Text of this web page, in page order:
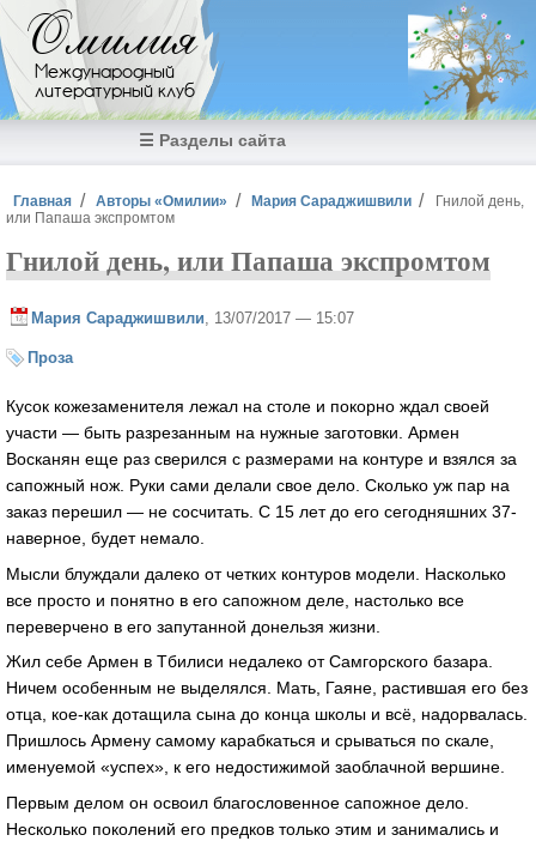
Перейти к основному содержанию
Омилия
Международный
литературный клуб
☰ Разделы сайта
Вы здесь
Главная Авторы «Омилии» Мария Сараджишвили
Гнилой день,
или Папаша экспромтом
Гнилой день, или Папаша экспромтом
Мария Сараджишвили , 13/07/2017 — 15:07
Проза
Кусок кожезаменителя лежал на столе и покорно ждал своей
участи — быть разрезанным на нужные заготовки. Армен
Восканян еще раз сверился с размерами на контуре и взялся за
сапожный нож. Руки сами делали свое дело. Сколько уж пар на
заказ перешил — не сосчитать. С 15 лет до его сегодняшних 37-
наверное, будет немало.
Мысли блуждали далеко от четких контуров модели. Насколько
все просто и понятно в его сапожном деле, настолько все
переверчено в его запутанной донельзя жизни.
Жил себе Армен в Тбилиси недалеко от Самгорского базара.
Ничем особенным не выделялся. Мать, Гаяне, растившая его без
отца, кое-как дотащила сына до конца школы и всё, надорвалась.
Пришлось Армену самому карабкаться и срываться по скале,
именуемой «успех», к его недостижимой заоблачной вершине.
Первым делом он освоил благословенное сапожное дело.
Несколько поколений его предков только этим и занимались и